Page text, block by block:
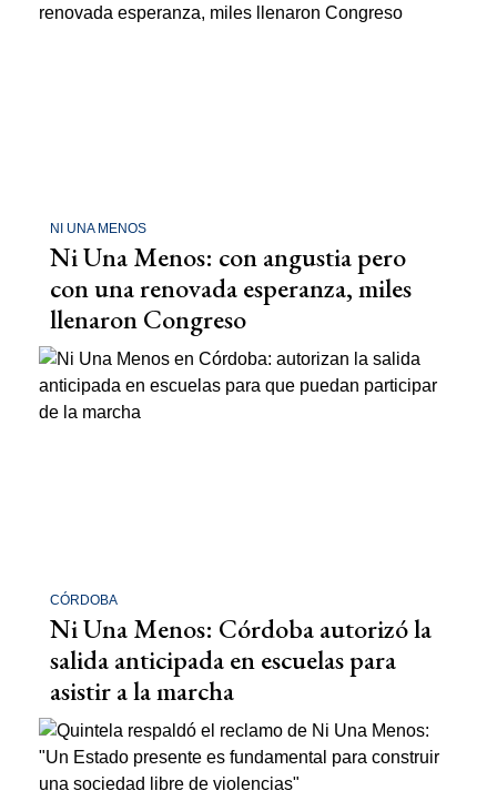
NI UNA MENOS
Ni Una Menos: con angustia pero
con una renovada esperanza, miles
llenaron Congreso
CÓRDOBA
Ni Una Menos: Córdoba autorizó la
salida anticipada en escuelas para
asistir a la marcha